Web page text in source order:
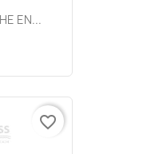
EN...
favorite_border